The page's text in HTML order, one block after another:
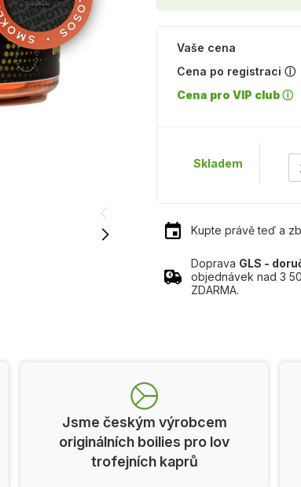
Vaše cena
Cena po registraci ⓘ
Cena pro VIP club ⓘ
Skladem
Kupte právě teď a
Doprava GLS -
objednávek nad 3
ZDARMA.
Jsme českým výrobcem
originálních boilies pro lov
trofejních kaprů